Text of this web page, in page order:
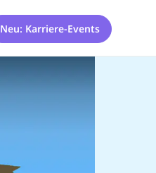
Neu: Karriere-Events